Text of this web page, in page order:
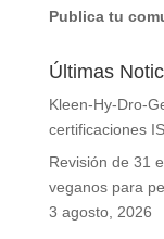
Publica tu
Últimas
Kleen-Hy-Dro-
certificaciones
Revisión de 31
veganos para
3 agosto, 2026